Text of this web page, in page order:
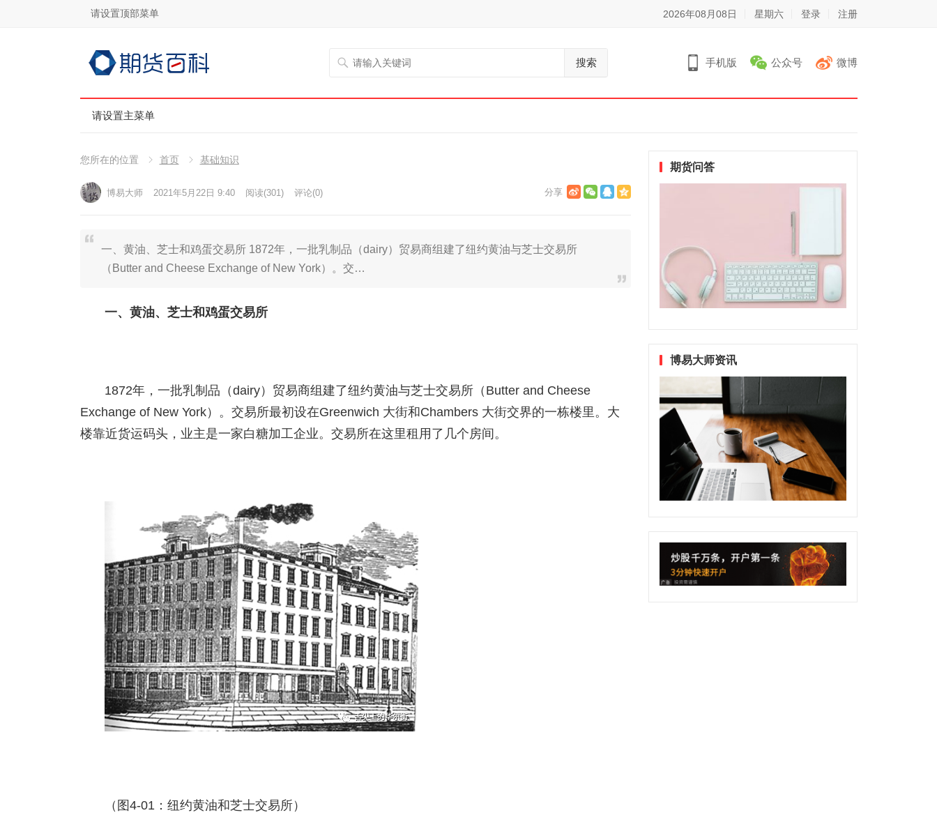
请设置顶部菜单 2026年08月08日 星期六 登录 注册
搜索 手机版 公众号 微博
请设置主菜单
您所在的位置 首页 基础知识
博易大师 2021年5月22日 9:40 阅读(301) 评论(0)
一、黄油、芝士和鸡蛋交易所 1872年，一批乳制品（dairy）贸易商组建了纽约黄油与芝士交易所
（Butter and Cheese Exchange of New York）。交…
一、黄油、芝士和鸡蛋交易所
1872年，一批乳制品（dairy）贸易商组建了纽约黄油与芝士交易所（Butter and Cheese
Exchange of New York）。交易所最初设在Greenwich 大街和Chambers 大街交界的一栋楼里。大
楼靠近货运码头，业主是一家白糖加工企业。交易所在这里租用了几个房间。
（图4-01：纽约黄油和芝士交易所）
期货问答
博易大师资讯